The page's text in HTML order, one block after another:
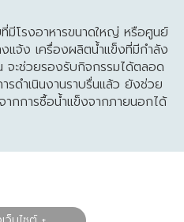
มีโรงอาหารขนาดใหญ่ หรือศูนย์
แจ้ง เครื่องผลิตน้ำแข็งที่มีกำลัง
ะช่วยรองรับกิจกรรมได้ตลอด
รดำเนินงานราบรื่นแล้ว ยังช่วย
ากการซื้อน้ำแข็งจากภายนอกได้